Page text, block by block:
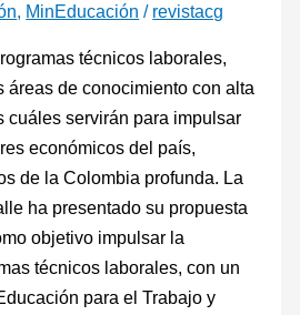
, MinEducación / revistacg
técnicos laborales,
áreas de conocimiento con alta
cuáles servirán para impulsar
económicos del país,
de la Colombia profunda. La
ha presentado su propuesta
objetivo impulsar la
técnicos laborales, con un
para el Trabajo y